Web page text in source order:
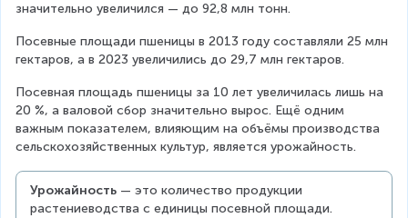
значительно увеличился — до 92,8 млн тонн.
Посевные площади пшеницы в 2013 году составляли 25 млн
гектаров, а в 2023 увеличились до 29,7 млн гектаров.
Посевная площадь пшеницы за 10 лет увеличилась лишь на
20 %, а валовой сбор значительно вырос. Ещё одним
важным показателем, влияющим на объёмы производства
сельскохозяйственных культур, является урожайность.
Урожайность — это количество продукции
растениеводства с единицы посевной площади.